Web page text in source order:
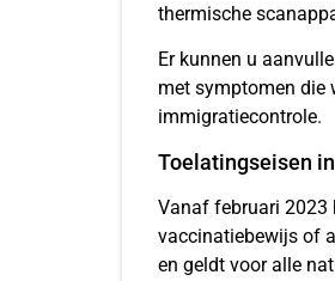
thermische
Er kunnen u
met symptomen die
immigratiecontrole.
Toelatingseisen
Vanaf februari 2023
vaccinatiebewijs of
en geldt voor alle